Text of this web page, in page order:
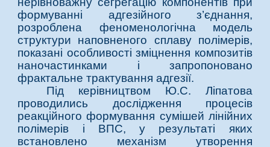
формуванні адгезійного з’єднання,
розроблена феноменологічна модель
структури наповненого сплаву полімерів,
показані особливості зміцнення композитів
наночастинками і запропоновано
фрактальне трактування адгезії.
Під керівництвом Ю.С. Ліпатова
проводились дослідження процесів
реакційного формування сумішей лінійних
полімерів і ВПС, у результаті яких
встановлено механізм утворення